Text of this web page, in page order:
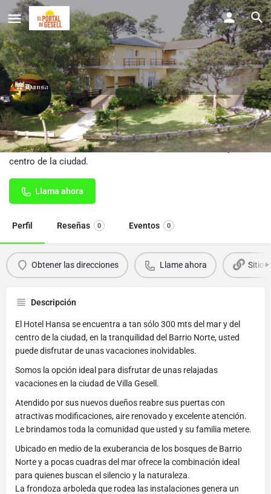
Hotel Hansa
Hotel Hansa se encuentra a tan sólo 300 mts del mar y del
centro de la ciudad.
Llama ahora
Perfil Reseñas 0 Eventos 0
Obtener las direcciones Llame ahora Sitio
Descripción
El Hotel Hansa se encuentra a tan sólo 300 mts del mar y del
centro de la ciudad, en la tranquilidad del Barrio Norte, usted
puede disfrutar de unas vacaciones inolvidables.
Somos la opción ideal para disfrutar de unas relajadas
vacaciones en la ciudad de Villa Gesell.
Atendido por sus nuevos dueños reabre sus puertas con
atractivas modificaciones, aire renovado y excelente atención.
Le brindamos toda la comunidad que usted y su familia metere.
Ubicado en medio de la exuberancia de los bosques de Barrio
Norte y a pocas cuadras del mar ofrece la combinación ideal
para quienes buscan el silencio y la naturaleza.
La frondoza arboleda que rodea las instalaciones genera un